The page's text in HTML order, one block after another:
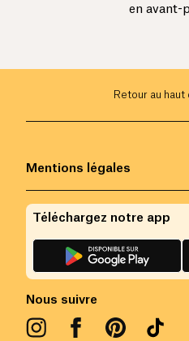
en avant-
Retour au haut
Mentions légales
Nous suivre
Téléchargez notre app